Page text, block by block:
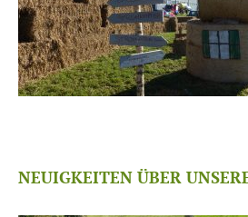
NEUIGKEITEN ÜBER